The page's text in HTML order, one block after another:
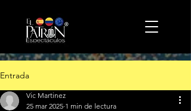
Entrada
Vic Martinez
25 mar 2025 1 min de lectura